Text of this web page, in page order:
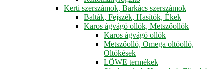
Kerti szerszámok, Barkács szerszámok
Balták, Fejszék, Hasítók, Ékek
Karos ágvágó ollók, Metszőollók
Karos ágvágó ollók
Metszőolló, Omega oltóolló,
Oltókések
LÖWE termékek